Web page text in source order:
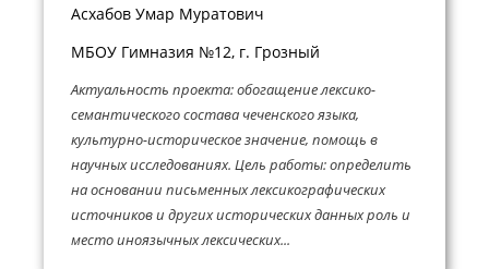
Асхабов Умар Муратович
МБОУ Гимназия №12, г. Грозный
Актуальность проекта: обогащение лексико-
семантического состава чеченского языка,
культурно-историческое значение, помощь в
научных исследованиях. Цель работы: определить
на основании письменных лексикографических
источников и других исторических данных роль и
место иноязычных лексических...